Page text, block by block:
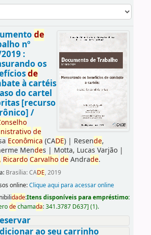
de
nº
:
os
de
à cartéis
do cartel
[recurso
/
de
Econômica (CADE)| Resende,
Mendes | Motta, Lucas Varjão|
Ricardo Carvalho deAndrade.
Brasília: CADE, 2019
online:Clique aqui para acessar online
dade:Itens disponíveis para empréstimo:
dechamada:341.3787 D637] (1).
ao seu carrinho